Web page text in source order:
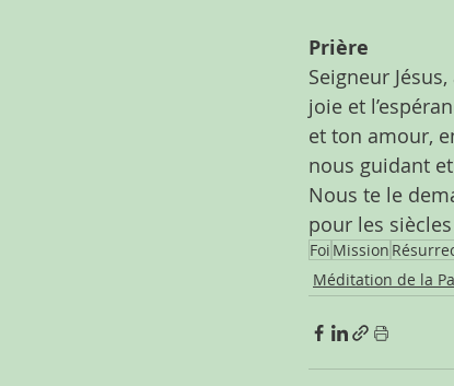
Prière
Seigneur
joie et
et ton amour,
nous guidant
Nous te le
pour les
Foi Mission
Méditation de la